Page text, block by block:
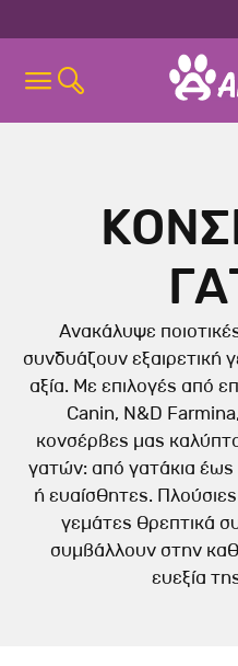
Ανακάλυψε
συνδυάζουν εξαιρετική
αξία. Με επιλογές από
Canin, N&D
κονσέρβες μας
γατών: από γατάκια έως
ή ευαίσθητες.
γεμάτες θρεπτικά
συμβάλλουν στην
ευεξία